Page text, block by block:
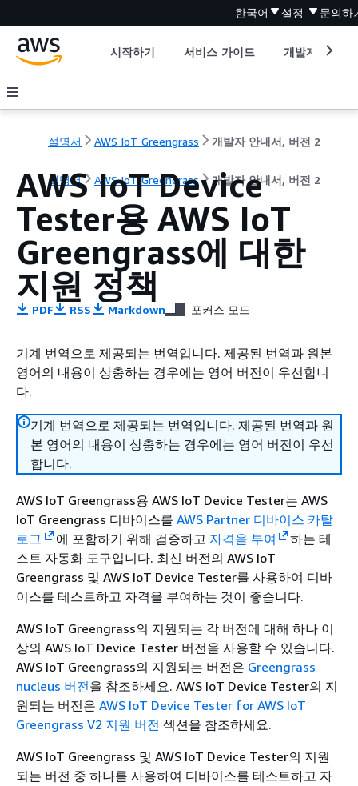
한국어 설정 문의하
시작하기 서비스 가이드 개발자 도구
설명서 AWS IoT Greengrass 개발자 안내서, 버전 2
설명서 AWS IoT Greengrass 개발자 안내서, 버전 2
AWS IoT Device
Tester용 AWS IoT
Greengrass에 대한
지원 정책
PDF RSS Markdown 포커스 모드
기계 번역으로 제공되는 번역입니다. 제공된 번역과 원본
영어의 내용이 상충하는 경우에는 영어 버전이 우선합니
다.
기계 번역으로 제공되는 번역입니다. 제공된 번역과 원
본 영어의 내용이 상충하는 경우에는 영어 버전이 우선
합니다.
AWS IoT Greengrass용 AWS IoT Device Tester는 AWS
IoT Greengrass 디바이스를 AWS Partner 디바이스 카탈
로그
에 포함하기 위해 검증하고 자격을 부여
하는 테
스트 자동화 도구입니다. 최신 버전의 AWS IoT
Greengrass 및 AWS IoT Device Tester를 사용하여 디바
이스를 테스트하고 자격을 부여하는 것이 좋습니다.
AWS IoT Greengrass의 지원되는 각 버전에 대해 하나 이
상의 AWS IoT Device Tester 버전을 사용할 수 있습니다.
AWS IoT Greengrass의 지원되는 버전은 Greengrass
nucleus 버전을 참조하세요. AWS IoT Device Tester의 지
원되는 버전은 AWS IoT Device Tester for AWS IoT
Greengrass V2 지원 버전 섹션을 참조하세요.
AWS IoT Greengrass 및 AWS IoT Device Tester의 지원
되는 버전 중 하나를 사용하여 디바이스를 테스트하고 자